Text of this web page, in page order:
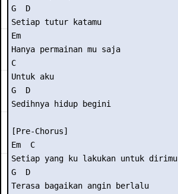
G  D
Setiap tutur katamu
Em
Hanya permainan mu saja
C
Untuk aku
G  D
Sedihnya hidup begini
[Pre-Chorus]
Em  C
Setiap yang ku lakukan untuk dirimu
G  D
Terasa bagaikan angin berlalu